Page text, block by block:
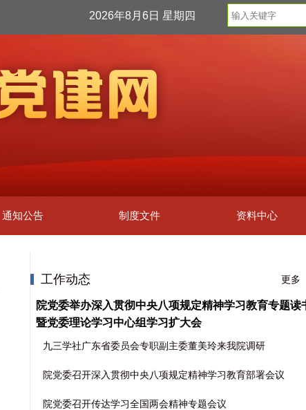
2026年8月6日 星期四
通知公告 制度文件 资料中心
工作动态 更多
院党委举办深入贯彻中央八项规定精神学习教育专题读
暨党委理论学习中心组学习扩大会
九三学社广东省委员会专职副主委董美玲来我院调研
院党委召开深入贯彻中央八项规定精神学习教育部署会议
院党委召开传达学习全国两会精神专题会议